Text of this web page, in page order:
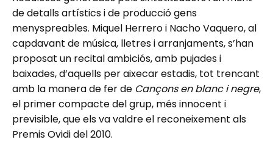
de detalls artístics i de producció gens
menyspreables. Miquel Herrero i Nacho Vaquero, al
capdavant de música, lletres i arranjaments, s’han
proposat un recital ambiciós, amb pujades i
baixades, d’aquells per aixecar estadis, tot trencant
amb la manera de fer de Cançons en blanc i negre,
el primer compacte del grup, més innocent i
previsible, que els va valdre el reconeixement als
Premis Ovidi del 2010.